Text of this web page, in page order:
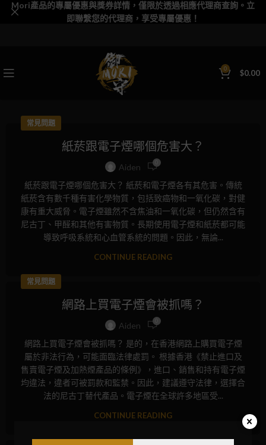
0 $0.00
常見問題
紙菸跟電子煙哪個危害大？
Aiden
紙菸跟電子煙哪個危害大？ 紙菸和電子煙各有其危害。傳統
紙菸含有數千種有害化學物質，包括致癌物和一氧化碳，對健
康有重大威脅。電子煙雖然不含焦油和一氧化碳，但仍然含有
尼古丁、甲醛和其他有害物質。長期使用電子煙和紙菸都可能
導致呼吸系統和心血管系統的問題。因此，無論...
CONTINUE READING
常見問題
網路上買電子煙會被抓嗎？
Aiden
網路上買電子煙會被抓嗎？ 是的，在香港網路上購買電子煙
屬於非法行為，可能面臨法律處罰。 根據香港《禁止進口及
售賣電子煙及加熱煙產品的條例》，進口、銷售和持有電子煙
均違法，違者可被罰款和監禁。因此，建議遵守法律，選擇合
法的尼古丁替代產品。電子煙在全球許多地區受...
CONTINUE READING
常見問題
Mori產品的專屬優惠與獎券詳情，僅限於透過相應代理商查詢。立
即聯繫您的代理商，享受專屬優惠！